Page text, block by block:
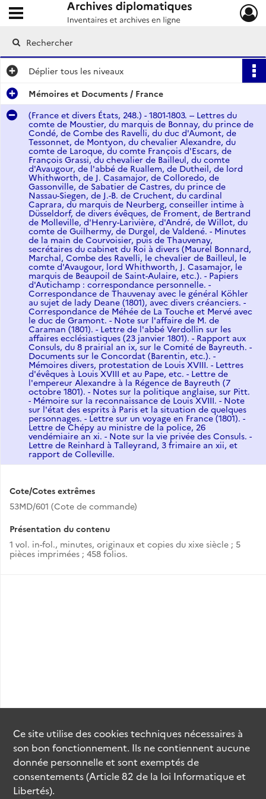
Archives diplomatiques
Ouvrir le menu déroulant
Déplier tous les niveaux
Mémoires et Documents / France
(France et divers États, 248.) - 1801-1803. -- Lettres du
comte de Moustier, du marquis de Bonnay, du prince de
Condé, de Combe des Ravelli, du duc d'Aumont, de
Tessonnet, de Montyon, du chevalier Alexandre, du
comte de Laroque, du comte François d'Escars, de
François Grassi, du chevalier de Bailleul, du comte
d'Avaugour, de l'abbé de Ruallem, de Dutheil, de lord
Whithworth, de J. Casamajor, de Colloredo, de
Gassonville, de Sabatier de Castres, du prince de
Nassau-Siegen, de J.-B. de Cruchent, du cardinal
Caprara, du marquis de Neurberg, conseiller intime à
Düsseldorf, de divers évêques, de Froment, de Bertrand
de Molleville, d'Henry-Larivière, d'André, de Willot, du
comte de Guilhermy, de Durgel, de Valdené. - Minutes
de la main de Courvoisier, puis de Thauvenay,
secrétaires du cabinet du Roi à divers (Maurel Bonnard,
Marchal, Combe des Ravelli, le chevalier de Bailleul, le
comte d'Avaugour, lord Whithworth, J. Casamajor, le
marquis de Beaupoil de Saint-Aulaire, etc.). - Papiers
d'Autichamp : correspondance personnelle. -
Correspondance de Thauvenay avec le général Köhler
au sujet de lady Deane (1801), avec divers créanciers. -
Correspondance de Méhée de La Touche et Mervé avec
le duc de Gramont. - Note sur l'affaire de M. de
Caraman (1801). - Lettre de l'abbé Verdollin sur les
affaires ecclésiastiques (23 janvier 1801). - Rapport aux
Consuls, du 8 prairial an ix, sur le Comité de Bayreuth. -
Documents sur le Concordat (Barentin, etc.). -
Mémoires divers, protestation de Louis XVIII. - Lettres
d'évêques à Louis XVIII et au Pape, etc. - Lettre de
l'empereur Alexandre à la Régence de Bayreuth (7
octobre 1801). - Notes sur la politique anglaise, sur Pitt.
- Mémoire sur la reconnaissance de Louis XVIII. - Note
sur l'état des esprits à Paris et la situation de quelques
personnages. - Lettre sur un voyage en France (1801). -
Lettre de Chépy au ministre de la police, 26
vendémiaire an xi. - Note sur la vie privée des Consuls. -
Lettre de Reinhard à Talleyrand, 3 frimaire an xii, et
rapport de Colleville.
Cote/Cotes extrêmes
53MD/601 (Cote de commande)
Présentation du contenu
1 vol. in-fol., minutes, originaux et copies du xixe siècle ; 5
pièces imprimées ; 458 folios.
Ce site utilise descookiestechniques nécessaires à
son bon fonctionnement. Ils ne contiennent aucune
donnée personnelle et sont exemptés de
consentements (Article 82 de la loi Informatique et
Libertés).